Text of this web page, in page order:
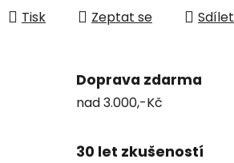
Tisk Zeptat se Sdílet
Doprava zdarma
nad 3.000,-Kč
30 let zkušeností